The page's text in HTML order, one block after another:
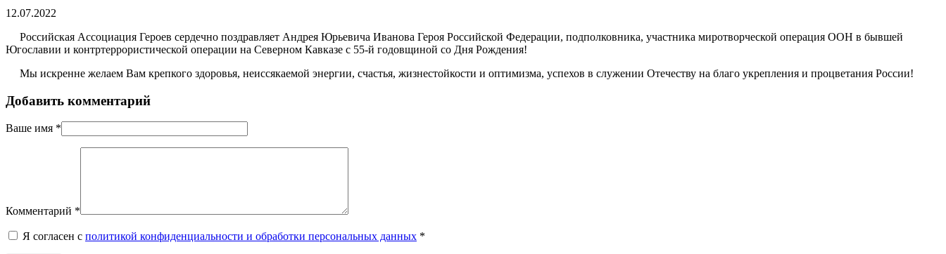
12.07.2022
Российская Ассоциация Героев сердечно поздравляет Андрея Юрьевича Иванова Героя Российской Федерации, подполковника, участника миротворческой операция ООН в бывшей
Югославии и контртеррористической операции на Северном Кавказе с 55-й годовщиной со Дня Рождения!
Мы искренне желаем Вам крепкого здоровья, неиссякаемой энергии, счастья, жизнестойкости и оптимизма, успехов в служении Отечеству на благо укрепления и процветания России!
Добавить комментарий
Ваше имя *
Комментарий *
Я согласен с политикой конфиденциальности и обработки персональных данных *